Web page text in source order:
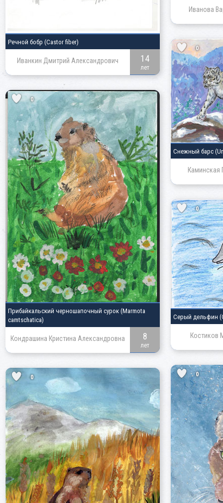
Речной бобр (Castor fiber)
Иванкин Дмитрий Александрович 14
лет
Иванова
0
Снежный барс
Каминская
0
Прибайкальский черношапочный сурок (Marmota
camtschatica)
Кондрашина Кристина Александровна 8
лет
0
Серый дельфин
Костиков
0
0